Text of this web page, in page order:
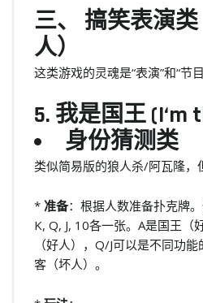
三、 搞笑表演
人）
这类游戏的灵魂是“表演”和“节目
5. 我是国王 (I‘m
身份猜测类
类似简易版的狼人杀/阿瓦隆，
* 准备：根据人数准备扑克牌
K, Q, J, 10各一张。A是国王（
（好人），Q/J可以是不同功
客（坏人）。